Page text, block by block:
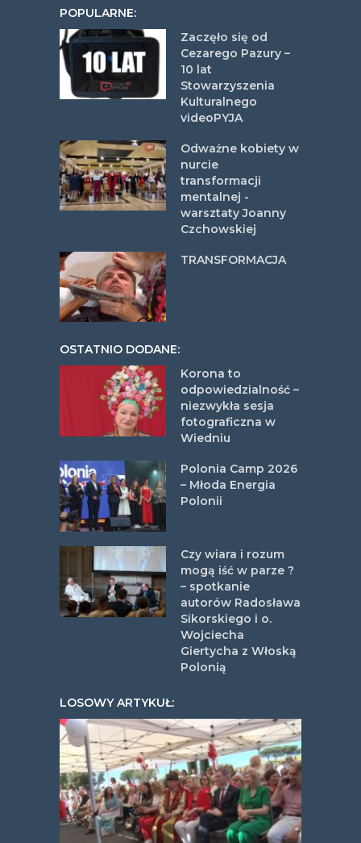
POPULARNE:
Zaczęło się od
Cezarego Pazury –
10 lat
Stowarzyszenia
Kulturalnego
videoPYJA
Odważne kobiety w
nurcie
transformacji
mentalnej -
warsztaty Joanny
Czchowskiej
TRANSFORMACJA
OSTATNIO DODANE:
Korona to
odpowiedzialność –
niezwykła sesja
fotograficzna w
Wiedniu
Polonia Camp 2026
– Młoda Energia
Polonii
Czy wiara i rozum
mogą iść w parze ?
– spotkanie
autorów Radosława
Sikorskiego i o.
Wojciecha
Giertycha z Włoską
Polonią
LOSOWY ARTYKUŁ: